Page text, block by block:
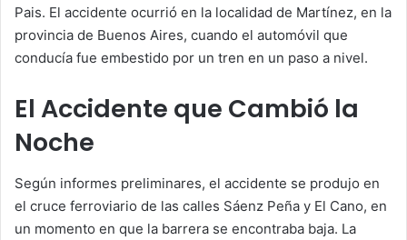
Pais. El accidente ocurrió en la localidad de Martínez, en la
provincia de Buenos Aires, cuando el automóvil que
conducía fue embestido por un tren en un paso a nivel.
El Accidente que Cambió la
Noche
Según informes preliminares, el accidente se produjo en
el cruce ferroviario de las calles Sáenz Peña y El Cano, en
un momento en que la barrera se encontraba baja. La